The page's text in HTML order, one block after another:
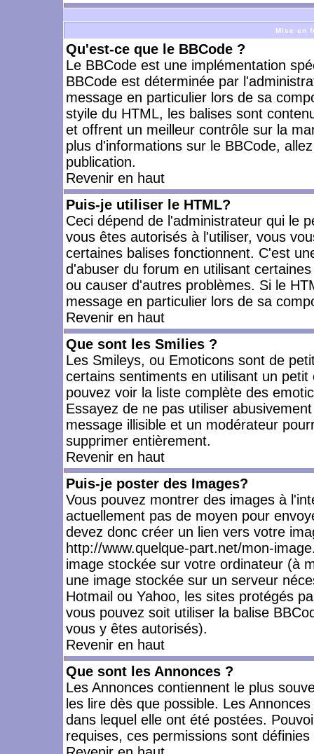
Mise en
Qu'est-ce que le BBCode ?
Le BBCode est une implémentation
BBCode est déterminée par
message en particulier lors de sa
styile du HTML, les balises sont
et offrent un meilleur contrôle sur la
plus d'informations sur le BBCode,
publication.
Revenir en haut
Puis-je utiliser le HTML?
Ceci dépend de l'administrateur qui le
vous êtes autorisés à l'utiliser, vous
certaines balises fonctionnent. C'est
d'abuser du forum en utilisant
ou causer d'autres problèmes. Si le
message en particulier lors de sa
Revenir en haut
Que sont les Smilies ?
Les Smileys, ou Emoticons sont de
certains sentiments en utilisant un
pouvez voir la liste complète des
Essayez de ne pas utiliser
message illisible et un modérateur
supprimer entièrement.
Revenir en haut
Puis-je poster des Images?
Vous pouvez montrer des images à
actuellement pas de moyen pour
devez donc créer un lien vers votre
http://www.quelque-part.net/mon-
image stockée sur votre ordinateur (à
une image stockée sur un serveur
Hotmail ou Yahoo, les sites protégés
vous pouvez soit utiliser la balise
vous y êtes autorisés).
Revenir en haut
Que sont les Annonces ?
Les Annonces contiennent le plus
les lire dès que possible. Les
dans lequel elle ont été postées.
requises, ces permissions sont